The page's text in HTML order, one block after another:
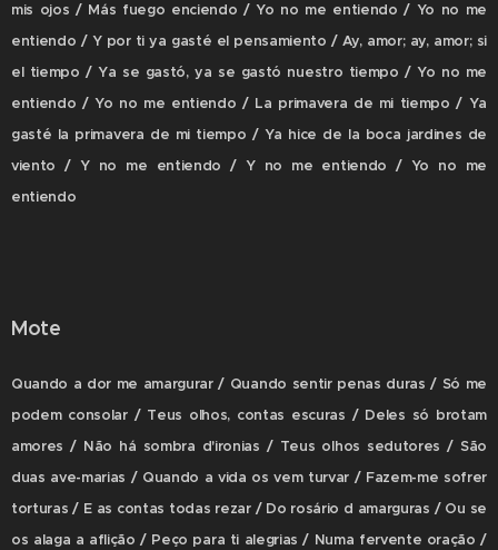
mis ojos / Más fuego enciendo / Yo no me entiendo / Yo no me
entiendo / Y por ti ya gasté el pensamiento / Ay, amor; ay, amor; si
el tiempo / Ya se gastó, ya se gastó nuestro tiempo / Yo no me
entiendo / Yo no me entiendo / La primavera de mi tiempo / Ya
gasté la primavera de mi tiempo / Ya hice de la boca jardines de
viento / Y no me entiendo / Y no me entiendo / Yo no me
entiendo
Mote
Quando a dor me amargurar / Quando sentir penas duras / Só me
podem consolar / Teus olhos, contas escuras / Deles só brotam
amores / Não há sombra d'ironias / Teus olhos sedutores / São
duas ave-marias / Quando a vida os vem turvar / Fazem-me sofrer
torturas / E as contas todas rezar / Do rosário d amarguras / Ou se
os alaga a aflição / Peço para ti alegrias / Numa fervente oração /